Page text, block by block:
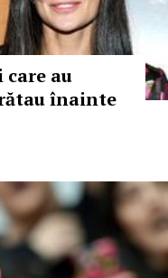
care au
înainte